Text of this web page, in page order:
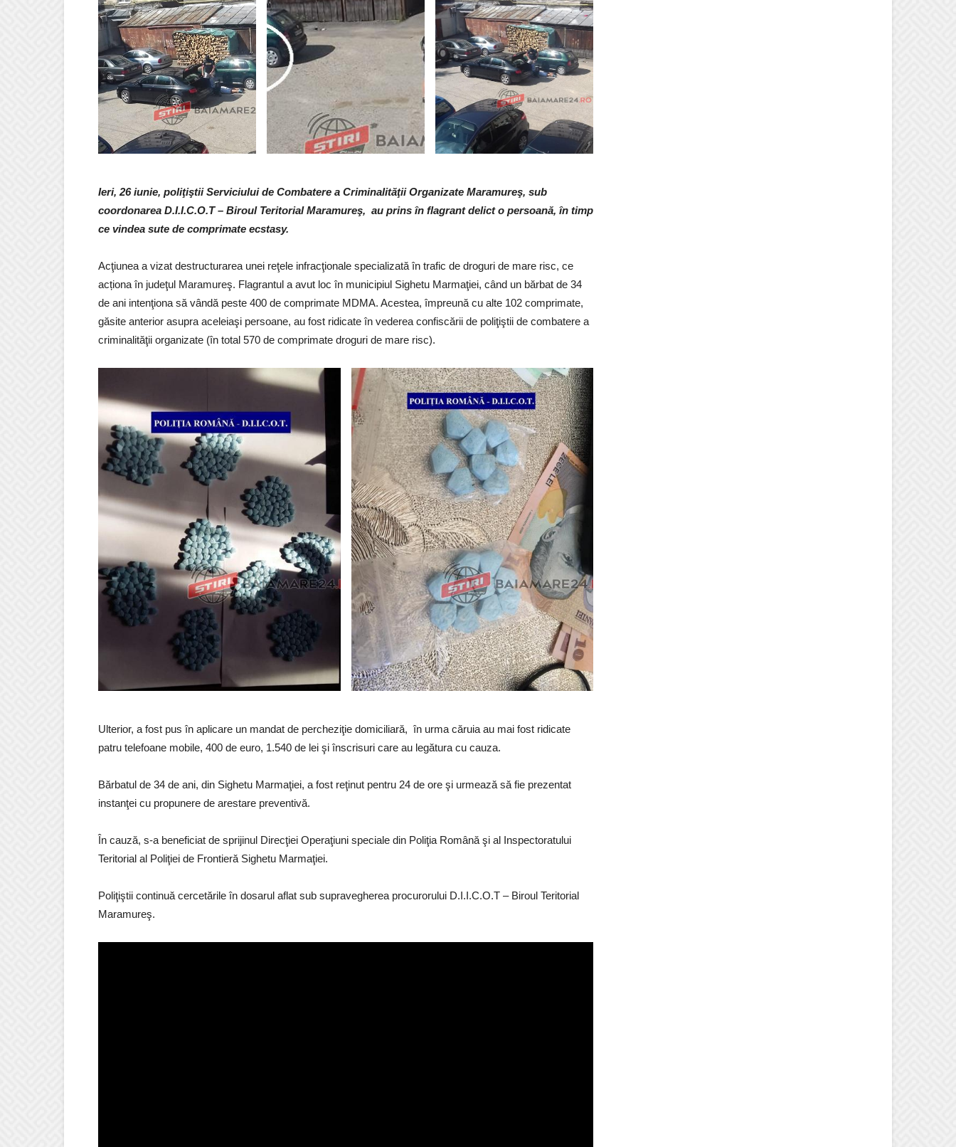
Ieri, 26 iunie, poliţiştii Serviciului de Combatere a Criminalităţii Organizate Maramureş, sub
coordonarea D.I.I.C.O.T – Biroul Teritorial Maramureş, au prins în flagrant delict o persoană, în timp
ce vindea sute de comprimate ecstasy.
Acţiunea a vizat destructurarea unei reţele infracţionale specializată în trafic de droguri de mare risc, ce
acționa în judeţul Maramureş. Flagrantul a avut loc în municipiul Sighetu Marmaţiei, când un bărbat de 34
de ani intenţiona să vândă peste 400 de comprimate MDMA. Acestea, împreună cu alte 102 comprimate,
găsite anterior asupra aceleiaşi persoane, au fost ridicate în vederea confiscării de poliţiştii de combatere a
criminalităţii organizate (în total 570 de comprimate droguri de mare risc).
Ulterior, a fost pus în aplicare un mandat de percheziţie domiciliară, în urma căruia au mai fost ridicate
patru telefoane mobile, 400 de euro, 1.540 de lei şi înscrisuri care au legătura cu cauza.
Bărbatul de 34 de ani, din Sighetu Marmaţiei, a fost reţinut pentru 24 de ore şi urmează să fie prezentat
instanţei cu propunere de arestare preventivă.
În cauză, s-a beneficiat de sprijinul Direcţiei Operaţiuni speciale din Poliţia Română şi al Inspectoratului
Teritorial al Poliţiei de Frontieră Sighetu Marmaţiei.
Poliţiştii continuă cercetările în dosarul aflat sub supravegherea procurorului D.I.I.C.O.T – Biroul Teritorial
Maramureş.